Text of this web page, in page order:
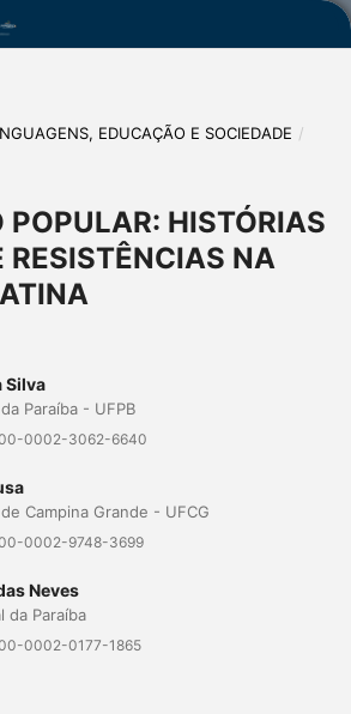
EDUCAÇÃO E SOCIEDADE /
POPULAR: HISTÓRIAS
RESISTÊNCIAS NA
Silva
Paraíba - UFPB
0002-3062-6640
Campina Grande - UFCG
0002-9748-3699
Neves
da Paraíba
0002-0177-1865